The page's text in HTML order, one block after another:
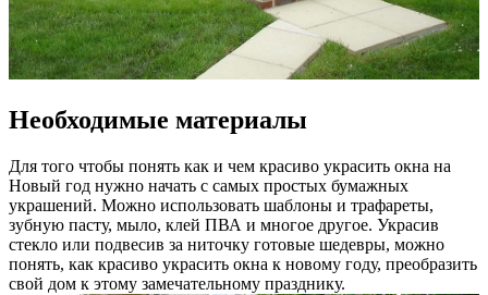
Необходимые материалы
Для того чтобы понять как и чем красиво украсить окна на
Новый год нужно начать с самых простых бумажных
украшений. Можно использовать шаблоны и трафареты,
зубную пасту, мыло, клей ПВА и многое другое. Украсив
стекло или подвесив за ниточку готовые шедевры, можно
понять, как красиво украсить окна к новому году, преобразить
свой дом к этому замечательному празднику.